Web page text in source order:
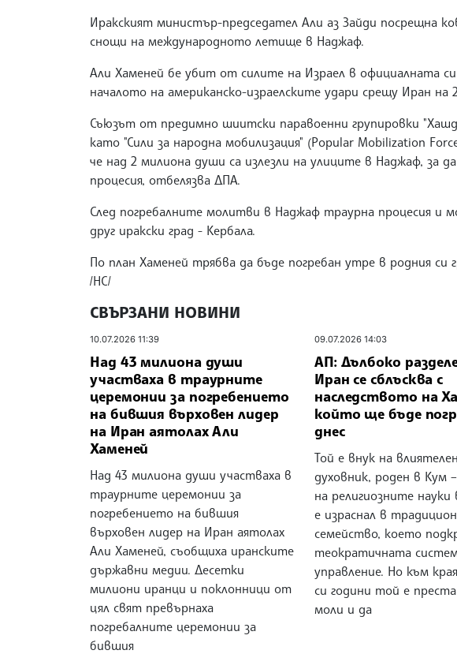
Иракският министър-председател Али аз Зайди посрещна
снощи на международното летище в Наджаф.
Али Хаменей бе убит от силите на Израел в официалната си
началото на американско-израелските удари срещу Иран на
Съюзът от предимно шиитски паравоенни групировки
като "Сили за народна мобилизация" (Popular Mobilization
че над 2 милиона души са излезли на улиците в Наджаф, за
процесия, отбелязва ДПА.
След погребалните молитви в Наджаф траурна процесия и
друг иракски град - Кербала.
По план Хаменей трябва да бъде погребан утре в родния си
/НС/
СВЪРЗАНИ НОВИНИ
10.07.2026 11:39
Над 43 милиона души
участваха в траурните
церемонии за погребението
на бившия върховен лидер
на Иран аятолах Али
Хаменей
Над 43 милиона души участваха в
траурните церемонии за
погребението на бившия
върховен лидер на Иран аятолах
Али Хаменей, съобщиха иранските
държавни медии. Десетки
милиони иранци и поклонници от
цял свят превърнаха
погребалните церемонии за
бившия
09.07.2026 14:03
АП: Дълбоко
Иран се сблъсква с
наследството на
който ще бъде
днес
Той е внук на
духовник, роден в Кум
на религиозните
е израснал в
семейство, което
теократичната
управление. Но към
си години той е
моли и да